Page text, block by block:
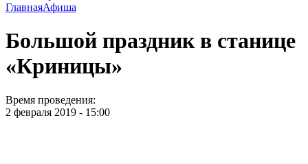
ГлавнаяАфиша
Большой праздник в станице
«Криницы»
Время проведения:
2 февраля 2019 - 15:00